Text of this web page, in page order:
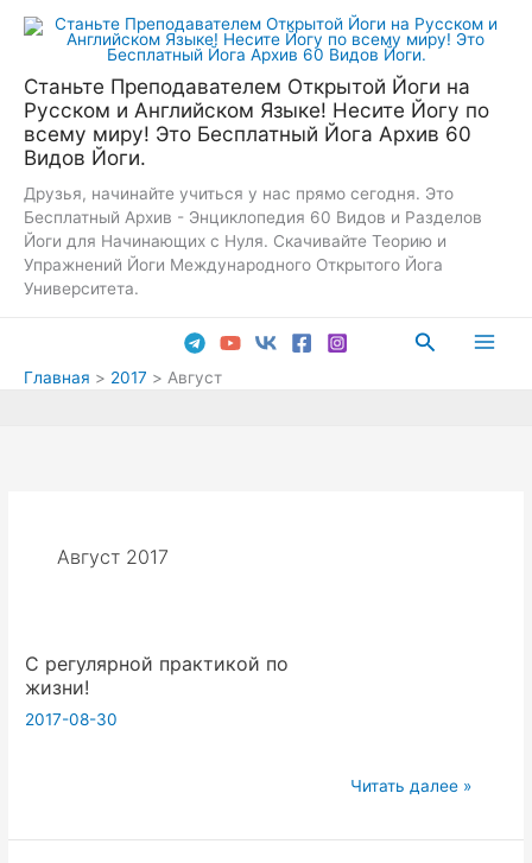
Перейти
Станьте Преподавателем Открытой Йоги на
Русском и Английском Языке! Несите Йогу по
всему миру! Это Бесплатный Йога Архив 60
Видов Йоги.
Друзья, начинайте учиться у нас прямо сегодня. Это
Бесплатный Архив - Энциклопедия 60 Видов и Разделов
Йоги для Начинающих с Нуля. Скачивайте Теорию и
Упражнений Йоги Международного Открытого Йога
Университета.
Поиск
Главная 2017 Август
Август 2017
C регулярной практикой по
жизни!
2017-08-30
C
практикой
Читать далее »